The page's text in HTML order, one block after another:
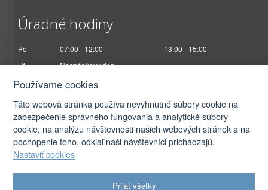
Úradné hodiny
Po 07:00 - 12:00
13:00 - 15:00
Ut
Nestránkový deň
St
07:00 - 12:00
Pi
07:00 - 12:30
Ochrana osobných údajov|Prístupnosť
Používame cookies
Táto webová stránka používa nevyhnutné súbory cookie na
zabezpečenie správneho fungovania a analytické súbory
cookie, na analýzu návštevnosti našich webových stránok a na
pochopenie toho, odkiaľ naši návštevníci prichádzajú.
Nastaviť cookies
Prijať všetky